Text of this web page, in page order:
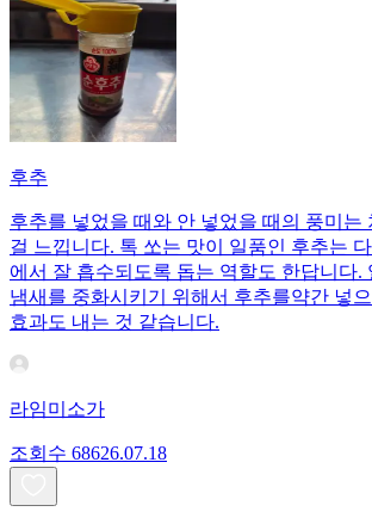
후추
후추를 넣었을 때와 안 넣었을 때의 풍미는
걸 느낍니다. 톡 쏘는 맛이 일품인 후추는
에서 잘 흡수되도록 돕는 역할도 한답니다.
냄새를 중화시키기 위해서 후추를약간 넣
효과도 내는 것 같습니다.
라임미소가
조회수 68626.07.18